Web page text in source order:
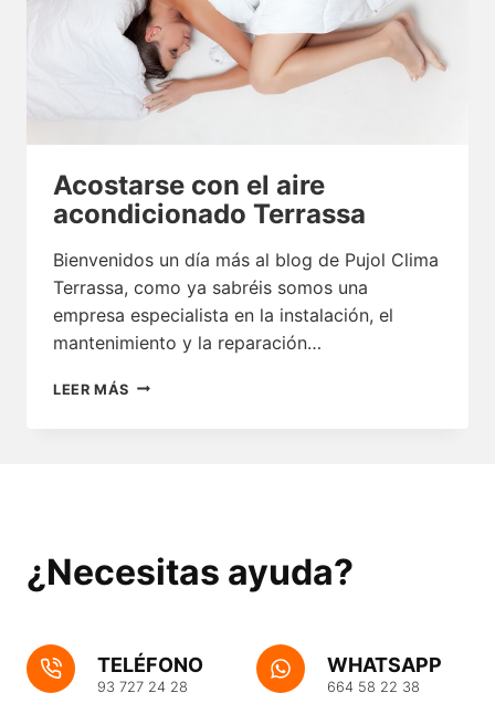
Acostarse con el aire
acondicionado Terrassa
Bienvenidos un día más al blog de Pujol Clima
Terrassa, como ya sabréis somos una
empresa especialista en la instalación, el
mantenimiento y la reparación…
LEER MÁS ACOSTARSE
¿Necesitas ayuda?
TELÉFONO
93 727 24 28
WHATSAPP
664 58 22 38